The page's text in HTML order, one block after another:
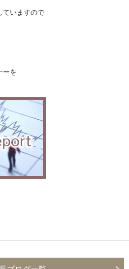
ていますので
ーを